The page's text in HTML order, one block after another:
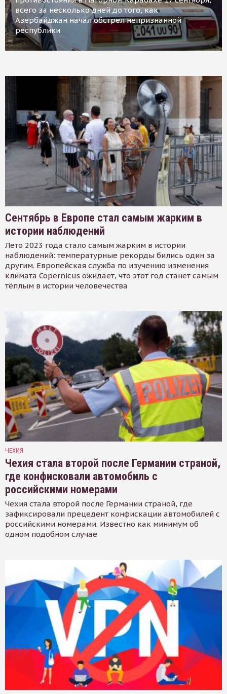
всего за несколько дней до того, как
Азербайджан начал обстрел непризнанной
республики
Сентябрь в Европе стал самым жарким в
истории наблюдений
Лето 2023 года стало самым жарким в истории
наблюдений: температурные рекорды бились один за
другим. Европейская служба по изучению изменения
климата Copernicus ожидает, что этот год станет самым
тёплым в истории человечества
ЧЕХИЯ
Чехия стала второй после Германии страной,
где конфисковали автомобиль с
российскими номерами
Чехия стала второй после Германии страной, где
зафиксировали прецедент конфискации автомобилей с
российскими номерами. Известно как минимум об
одном подобном случае